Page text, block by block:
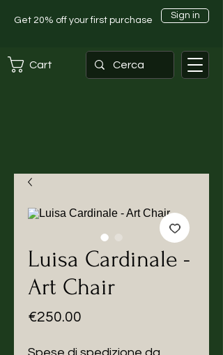
Get 20% off your first purchase Sign in
Cart
Luisa Cardinale -
Art Chair
€250.00